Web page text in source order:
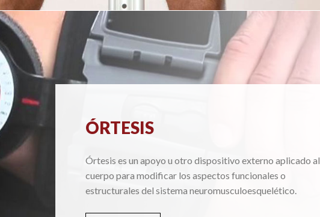
ÓRTESIS
Órtesis es un apoyo u otro dispositivo externo aplicado al
cuerpo para modificar los aspectos funcionales o
estructurales del sistema neuromusculoesquelético.